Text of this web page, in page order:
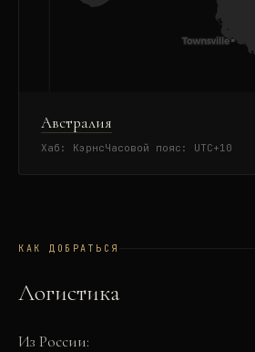
Австралия
Хаб: КэрнсЧасовой пояс: UTC+10
КАК ДОБРАТЬСЯ
Логистика
Из России: